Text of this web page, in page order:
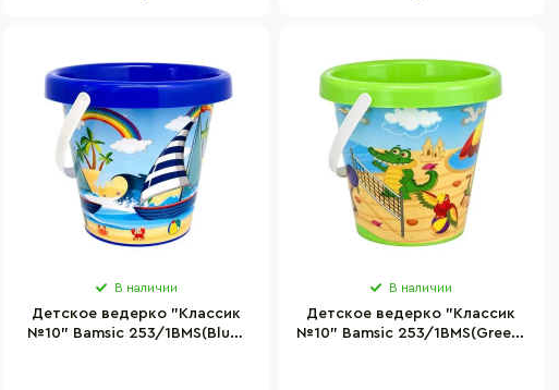
В наличии
Детское ведерко "Классик
№10" Bamsic 253/1BMS(Blue)
В наличии
Детское ведерко "Классик
№10" Bamsic 253/1BMS(Green)